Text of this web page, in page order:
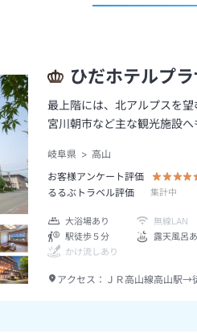
ひだホテルプ
最上階には、北アルプスを
宮川朝市など主な観光施設へ
岐阜県
高山
お客様アンケート評価
るるぶトラベル評価
集計中
大浴場あり 無線LAN
駅徒歩５分
露天風呂
かけ流しあり
アクセス： ＪＲ高山線高山駅→